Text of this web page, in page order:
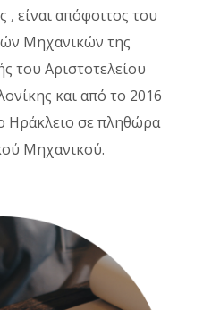
είναι απόφοιτος του
Μηχανικών της
του Αριστοτελείου
και από το 2016
Ηράκλειο σε πληθώρα
Μηχανικού.